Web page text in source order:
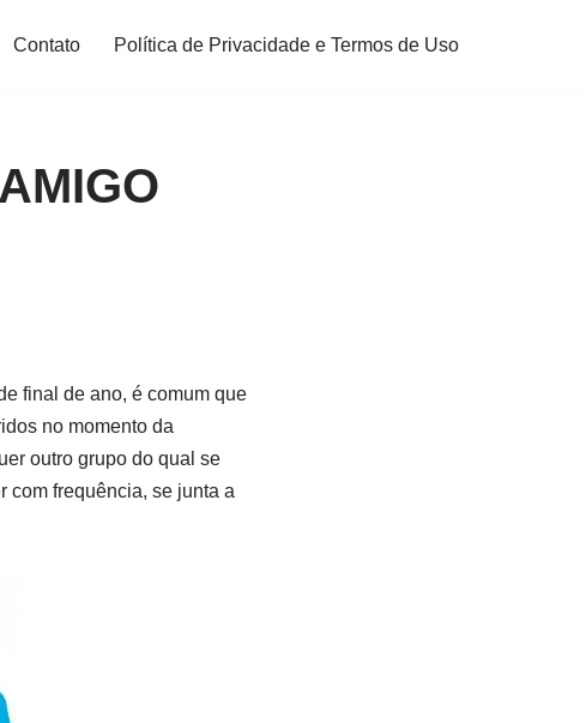
Contato Política de Privacidade e Termos de Uso
final de ano, é comum que
no momento da
outro grupo do qual se
com frequência, se junta a